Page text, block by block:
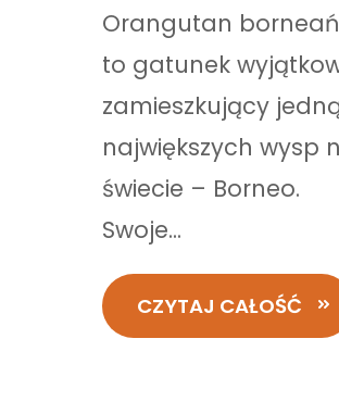
Orangutan
to gatunek
zamieszkujący
największych wysp
świecie – Borneo.
Swoje...
CZYTAJ CAŁOŚĆ